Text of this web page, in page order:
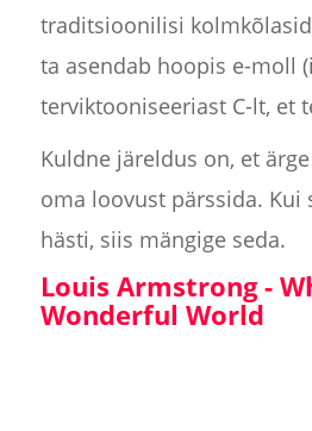
traditsioonilisi
ta asendab hoopis e-moll
terviktooniseeriast C-lt, et
Kuldne järeldus on, et
oma loovust pärssida. Kui
hästi, siis mängige seda.
Louis Armstrong -
Wonderful World